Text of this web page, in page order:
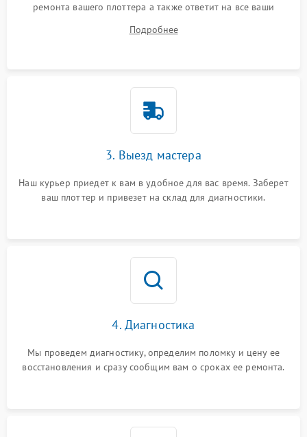
ремонта вашего плоттера а также ответит на все ваши
Подробнее
3. Выезд мастера
Наш курьер приедет к вам в удобное для вас время. Заберет
ваш плоттер и привезет на склад для диагностики.
4. Диагностика
Мы проведем диагностику, определим поломку и цену ее
восстановления и сразу сообщим вам о сроках ее ремонта.